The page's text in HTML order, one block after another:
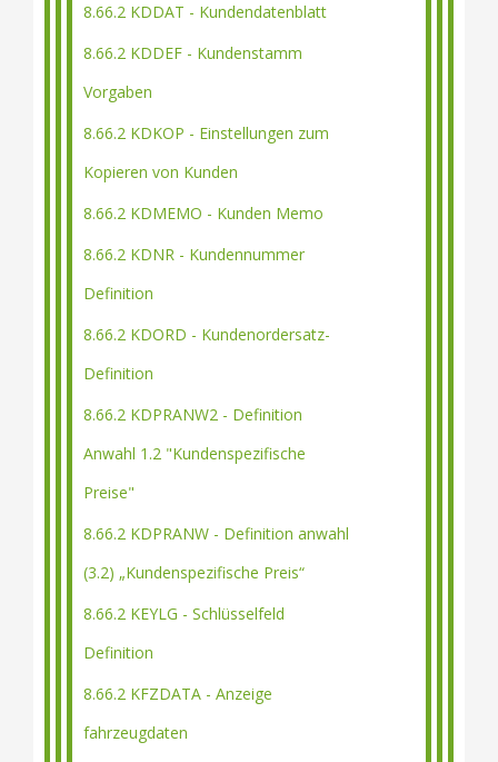
8.66.2 KDDAT - Kundendatenblatt
8.66.2 KDDEF - Kundenstamm
Vorgaben
8.66.2 KDKOP - Einstellungen zum
Kopieren von Kunden
8.66.2 KDMEMO - Kunden Memo
8.66.2 KDNR - Kundennummer
Definition
8.66.2 KDORD - Kundenordersatz-
Definition
8.66.2 KDPRANW2 - Definition
Anwahl 1.2 "Kundenspezifische
Preise"
8.66.2 KDPRANW - Definition anwahl
(3.2) „Kundenspezifische Preis“
8.66.2 KEYLG - Schlüsselfeld
Definition
8.66.2 KFZDATA - Anzeige
fahrzeugdaten